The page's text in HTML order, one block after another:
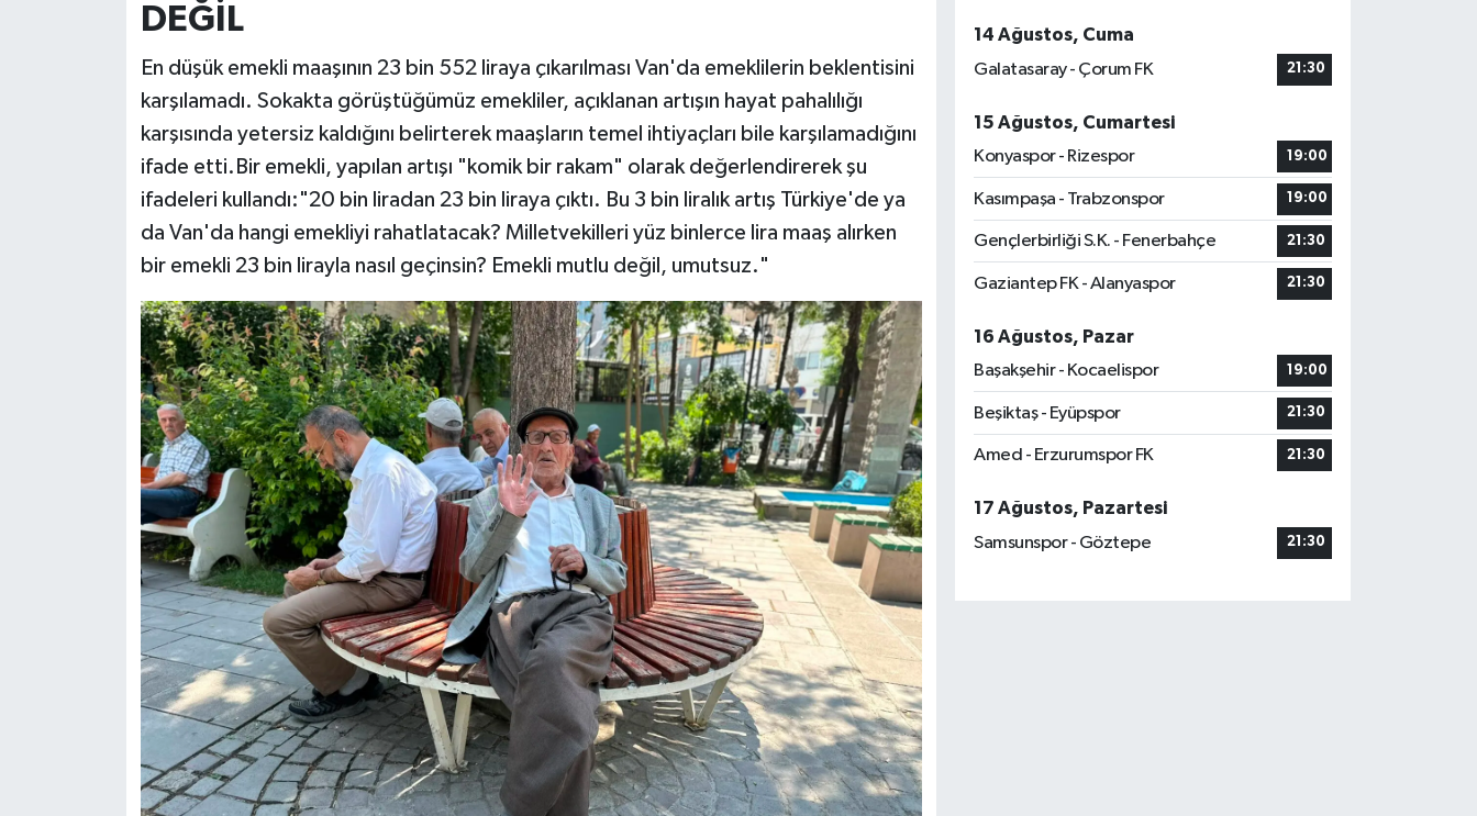
DEĞİL
En düşük emekli maaşının 23 bin 552 liraya çıkarılması Van'da emeklilerin beklentisini
karşılamadı. Sokakta görüştüğümüz emekliler, açıklanan artışın hayat pahalılığı
karşısında yetersiz kaldığını belirterek maaşların temel ihtiyaçları bile karşılamadığını
ifade etti.Bir emekli, yapılan artışı "komik bir rakam" olarak değerlendirerek şu
ifadeleri kullandı:"20 bin liradan 23 bin liraya çıktı. Bu 3 bin liralık artış Türkiye'de ya
da Van'da hangi emekliyi rahatlatacak? Milletvekilleri yüz binlerce lira maaş alırken
bir emekli 23 bin lirayla nasıl geçinsin? Emekli mutlu değil, umutsuz."
14 Ağustos, Cuma
Galatasaray - Çorum FK
21:30
15 Ağustos, Cumartesi
Konyaspor - Rizespor
19:00
Kasımpaşa - Trabzonspor 19:00
Gençlerbirliği S.K. - Fenerbahçe 21:30
Gaziantep FK - Alanyaspor 21:30
16 Ağustos, Pazar
Başakşehir - Kocaelispor
19:00
Beşiktaş - Eyüpspor 21:30
Amed - Erzurumspor FK 21:30
17 Ağustos, Pazartesi
Samsunspor - Göztepe
21:30